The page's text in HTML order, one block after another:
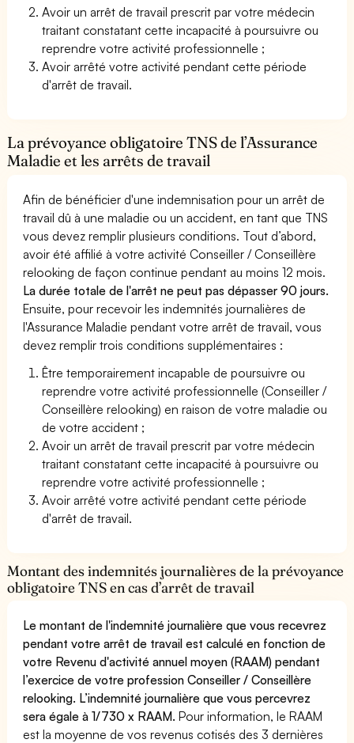
Avoir un arrêt de travail prescrit par votre médecin
traitant constatant cette incapacité à poursuivre ou
reprendre votre activité professionnelle ;
Avoir arrêté votre activité pendant cette période
d'arrêt de travail.
La prévoyance obligatoire TNS de l’Assurance
Maladie et les arrêts de travail
Afin de bénéficier d'une indemnisation pour un arrêt de
travail dû à une maladie ou un accident, en tant que TNS
vous devez remplir plusieurs conditions. Tout d’abord,
avoir été affilié à votre activité Conseiller / Conseillère
relooking de façon continue pendant au moins 12 mois.
La durée totale de l'arrêt ne peut pas dépasser 90 jours.
Ensuite, pour recevoir les indemnités journalières de
l'Assurance Maladie pendant votre arrêt de travail, vous
devez remplir trois conditions supplémentaires :
Être temporairement incapable de poursuivre ou
reprendre votre activité professionnelle (Conseiller /
Conseillère relooking) en raison de votre maladie ou
de votre accident ;
Avoir un arrêt de travail prescrit par votre médecin
traitant constatant cette incapacité à poursuivre ou
reprendre votre activité professionnelle ;
Avoir arrêté votre activité pendant cette période
d'arrêt de travail.
Montant des indemnités journalières de la prévoyance
obligatoire TNS en cas d’arrêt de travail
Le montant de l'indemnité journalière que vous recevrez
pendant votre arrêt de travail est calculé en fonction de
votre Revenu d'activité annuel moyen (RAAM) pendant
l’exercice de votre profession Conseiller / Conseillère
relooking. L’indemnité journalière que vous percevrez
sera égale à 1/730 x RAAM. Pour information, le RAAM
est la moyenne de vos revenus cotisés des 3 dernières